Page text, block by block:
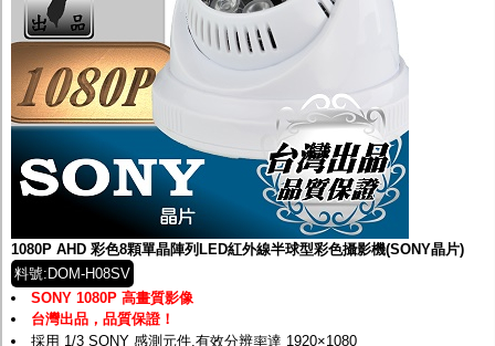
1080P AHD 彩色8顆單晶陣列LED紅外線半球型彩色攝影機(SONY晶片)
料號:DOM-H08SV
SONY 1080P 高畫質影像
台灣出品，品質保證！
採用 1/3 SONY 感測元件,有效分辨率達 1920×1080